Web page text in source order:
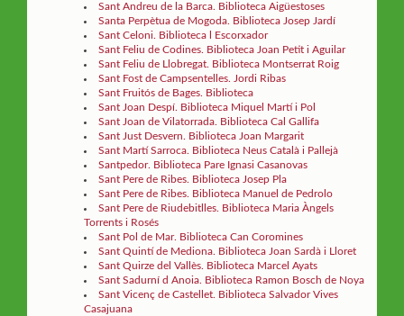
Sant Andreu de la Barca. Biblioteca Aigüestoses
Santa Perpètua de Mogoda. Biblioteca Josep Jardí
Sant Celoni. Biblioteca l Escorxador
Sant Feliu de Codines. Biblioteca Joan Petit i Aguilar
Sant Feliu de Llobregat. Biblioteca Montserrat Roig
Sant Fost de Campsentelles. Jordi Ribas
Sant Fruitós de Bages. Biblioteca
Sant Joan Despí. Biblioteca Miquel Martí i Pol
Sant Joan de Vilatorrada. Biblioteca Cal Gallifa
Sant Just Desvern. Biblioteca Joan Margarit
Sant Martí Sarroca. Biblioteca Neus Català i Pallejà
Santpedor. Biblioteca Pare Ignasi Casanovas
Sant Pere de Ribes. Biblioteca Josep Pla
Sant Pere de Ribes. Biblioteca Manuel de Pedrolo
Sant Pere de Riudebitlles. Biblioteca Maria Àngels
Torrents i Rosés
Sant Pol de Mar. Biblioteca Can Coromines
Sant Quintí de Mediona. Biblioteca Joan Sardà i Lloret
Sant Quirze del Vallès. Biblioteca Marcel Ayats
Sant Sadurní d Anoia. Biblioteca Ramon Bosch de Noya
Sant Vicenç de Castellet. Biblioteca Salvador Vives
Casajuana